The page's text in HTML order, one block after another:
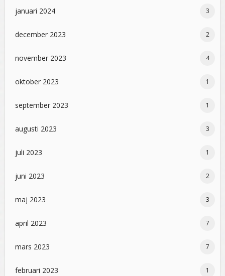
januari 2024 3
december 2023 2
november 2023 4
oktober 2023 1
september 2023 1
augusti 2023 3
juli 2023 1
juni 2023 2
maj 2023 3
april 2023 7
mars 2023 7
februari 2023 1